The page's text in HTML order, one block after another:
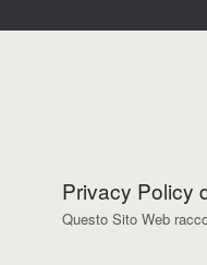
Privacy Policy
Questo Sito Web